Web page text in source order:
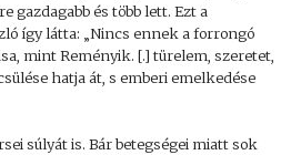
gazdagabb és több lett. Ezt a
így látta: „Nincs ennek a forrongó
mint Reményik. [.] türelem, szeretet,
hatja át, s emberi emelkedése
súlyát is. Bár betegségei miatt sok